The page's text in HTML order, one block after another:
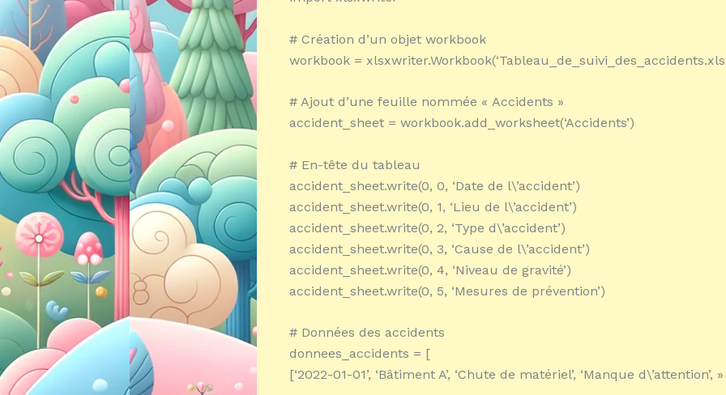
# Création d’un objet workbook
workbook =
# Ajout d’une feuille nommée « Accidents »
accident_sheet = workbook.add_worksheet(‘Accidents’)
# En-tête du tableau
accident_sheet.write(0, 0, ‘Date de l\’accident’)
accident_sheet.write(0, 1, ‘Lieu de l\’accident’)
accident_sheet.write(0, 2, ‘Type d\’accident’)
accident_sheet.write(0, 3, ‘Cause de l\’accident’)
accident_sheet.write(0, 4, ‘Niveau de gravité’)
accident_sheet.write(0, 5, ‘Mesures de prévention’)
# Données des accidents
donnees_accidents = [
[‘2022-01-01’, ‘Bâtiment A’, ‘Chute de matériel’, ‘Manque d\’attention’, »